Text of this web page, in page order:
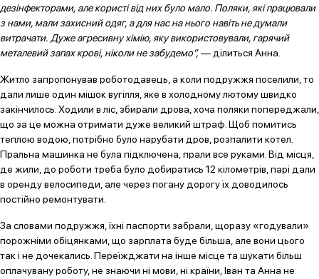
дезінфекторами, але користі від них було мало. Поляки, які працювали
з нами, мали захисний одяг, а для нас на нього навіть не думали
витрачати. Дуже агресивну хімію, яку використовували, гарячий
металевий запах крові, ніколи не забудемо”,— ділиться Анна.
Житло запропонував роботодавець, а коли подружжя поселили, то
дали лише один мішок вугілля, яке в холодному лютому швидко
закінчилось. Ходили в ліс, збирали дрова, хоча поляки попереджали,
що за це можна отримати дуже великий штраф. Щоб помитись
теплою водою, потрібно було нарубати дров, розпалити котел.
Пральна машинка не була підключена, прали все руками. Від місця,
де жили, до роботи треба було добиратись 12 кілометрів, парі дали
в оренду велосипеди, але через погану дорогу їх доводилось
постійно ремонтувати.
За словами подружжя, їхні паспорти забрали, щоразу «годували»
порожніми обіцянками, що зарплата буде більша, але вони цього
так і не дочекались. Переїжджати на інше місце та шукати більш
оплачувану роботу, не знаючи ні мови, ні країни, Іван та Анна не